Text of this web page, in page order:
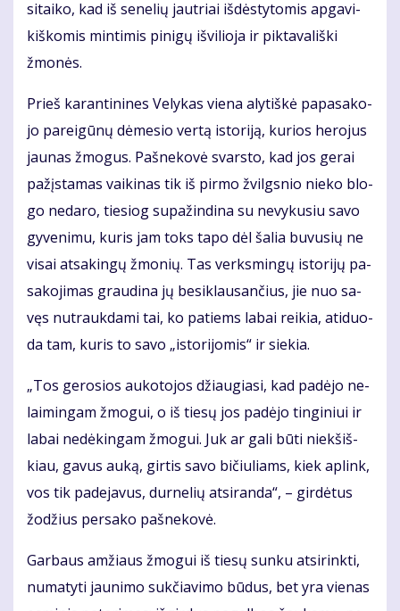
si­tai­ko, kad iš se­ne­lių jaut­riai iš­dės­ty­to­mis ap­ga­vi­
kiš­ko­mis min­ti­mis pi­ni­gų iš­vi­lio­ja ir pik­ta­va­liš­ki
žmo­nės.
Prieš ka­ran­ti­ni­nes Ve­ly­kas vie­na aly­tiš­kė pa­pa­sa­ko­
jo pa­rei­gū­nų dė­me­sio ver­tą is­to­ri­ją, ku­rios he­ro­jus
jau­nas žmo­gus. Pa­šne­ko­vė svars­to, kad jos ge­rai
pa­žįs­ta­mas vai­ki­nas tik iš pir­mo žvilgs­nio nie­ko blo­
go ne­da­ro, tie­siog su­pa­žin­di­na su ne­vy­ku­siu sa­vo
gy­ve­ni­mu, ku­ris jam toks ta­po dėl ša­lia bu­vu­sių ne
vi­sai at­sa­kin­gų žmo­nių. Tas verks­min­gų is­to­ri­jų pa­
sa­ko­ji­mas grau­di­na jų be­si­klau­san­čius, jie nuo sa­
vęs nu­trauk­da­mi tai, ko pa­tiems la­bai rei­kia, ati­duo­
da tam, ku­ris to sa­vo „is­to­ri­jo­mis“ ir sie­kia.
„Tos ge­ro­sios au­ko­to­jos džiau­gia­si, kad pa­dė­jo ne­
lai­min­gam žmo­gui, o iš tie­sų jos pa­dė­jo tin­gi­niui ir
la­bai ne­dė­kin­gam žmo­gui. Juk ar ga­li bū­ti niek­šiš­
kiau, ga­vus au­ką, gir­tis sa­vo bi­čiu­liams, kiek ap­link,
vos tik pa­de­ja­vus, dur­ne­lių at­si­ran­da“, – gir­dė­tus
žo­džius per­sa­ko pa­šne­ko­vė.
Gar­baus am­žiaus žmo­gui iš tie­sų sun­ku at­si­rink­ti,
nu­ma­ty­ti jau­ni­mo suk­čia­vi­mo bū­dus, bet yra vie­nas